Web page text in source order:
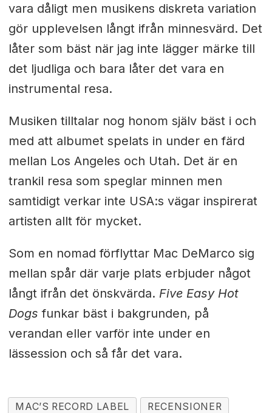
vara dåligt men musikens diskreta variation
gör upplevelsen långt ifrån minnesvärd. Det
låter som bäst när jag inte lägger märke till
det ljudliga och bara låter det vara en
instrumental resa.
Musiken tilltalar nog honom själv bäst i och
med att albumet spelats in under en färd
mellan Los Angeles och Utah. Det är en
trankil resa som speglar minnen men
samtidigt verkar inte USA:s vägar inspirerat
artisten allt för mycket.
Som en nomad förflyttar Mac DeMarco sig
mellan spår där varje plats erbjuder något
långt ifrån det önskvärda. Five Easy Hot
Dogs funkar bäst i bakgrunden, på
verandan eller varför inte under en
lässession och så får det vara.
MAC’S RECORD LABEL
RECENSIONER